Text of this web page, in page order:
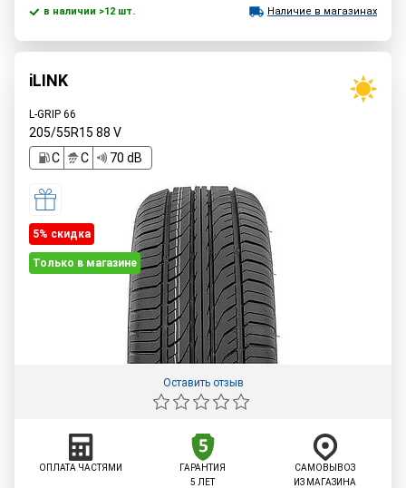
в наличии >12 шт. Наличие в магазинах
iLINK
L-GRIP 66
205/55R15 88 V
C
C 70 dB
5% cкидка
Только в магазине
Оставить отзыв
ОПЛАТА ЧАСТЯМИ
ГАРАНТИЯ
5 ЛЕТ
САМОВЫВОЗ
ИЗ МАГАЗИНА